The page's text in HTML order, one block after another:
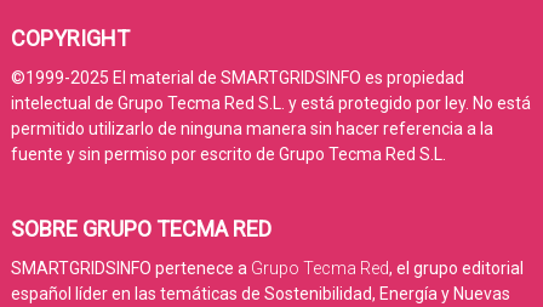
COPYRIGHT
©1999-2025 El material de SMARTGRIDSINFO es propiedad
intelectual de Grupo Tecma Red S.L. y está protegido por ley. No está
permitido utilizarlo de ninguna manera sin hacer referencia a la
fuente y sin permiso por escrito de Grupo Tecma Red S.L.
SOBRE GRUPO TECMA RED
SMARTGRIDSINFO pertenece a Grupo Tecma Red, el grupo editorial
español líder en las temáticas de Sostenibilidad, Energía y Nuevas